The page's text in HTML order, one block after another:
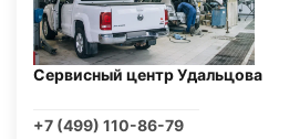
Сервисный центр Удальцова
+7 (499) 110-86-79